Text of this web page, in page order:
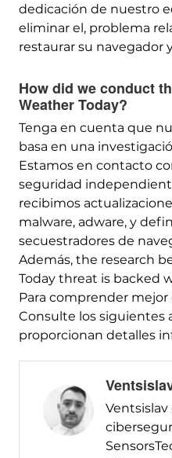
dedicación de nuestro
eliminar el, problema
restaurar su navegador
How did we conduct
Weather Today?
Tenga en cuenta que
basa en una
Estamos en contacto
seguridad
recibimos
malware, adware, y
secuestradores de
Además, the research
Today threat is backed
Para comprender mejor
Consulte los siguientes
proporcionan detalles